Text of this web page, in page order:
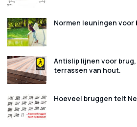
Normen leuningen voor
Antislip lijnen voor
terrassen van hout.
Hoeveel bruggen telt